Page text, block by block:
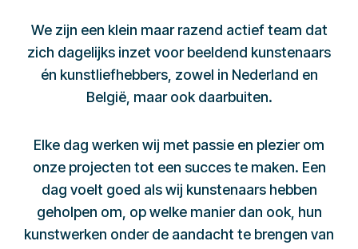
We zijn een klein maar razend actief team dat
zich dagelijks inzet voor beeldend kunstenaars
én kunstliefhebbers, zowel in Nederland en
België, maar ook daarbuiten.
Elke dag werken wij met passie en plezier om
onze projecten tot een succes te maken. Een
dag voelt goed als wij kunstenaars hebben
geholpen om, op welke manier dan ook, hun
kunstwerken onder de aandacht te brengen van